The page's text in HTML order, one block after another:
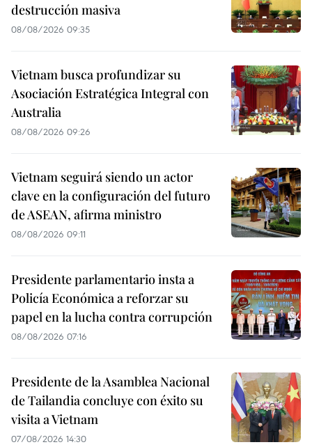
destrucción masiva
08/08/2026 09:35
Vietnam busca profundizar su
Asociación Estratégica Integral con
Australia
08/08/2026 09:26
Vietnam seguirá siendo un actor
clave en la configuración del futuro
de ASEAN, afirma ministro
08/08/2026 09:11
Presidente parlamentario insta a
Policía Económica a reforzar su
papel en la lucha contra corrupción
08/08/2026 07:16
Presidente de la Asamblea Nacional
de Tailandia concluye con éxito su
visita a Vietnam
07/08/2026 14:30